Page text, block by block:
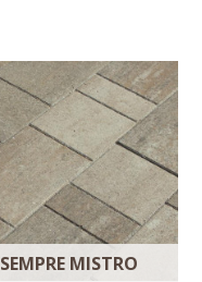
SEMPRE MISTRO